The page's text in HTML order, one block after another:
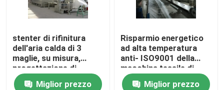
stenter di rifinitura
dell'aria calda di 3
maglie, su misura,
progettazione di
umanizzazione
Miglior prezzo
Risparmio energetico
ad alta temperatura
anti- ISO9001 della
macchina tessile di
Stenter
Miglior prezzo